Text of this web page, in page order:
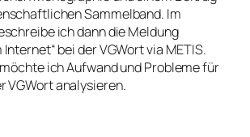
Sammelband. Im
ich dann die Meldung
Internet“ bei der VGWort via METIS.
ich Aufwand und Probleme für
VGWort analysieren.